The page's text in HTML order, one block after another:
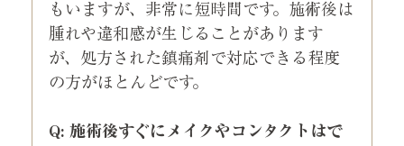
もいますが、非常に短時間です。施術後は
腫れや違和感が生じることがあります
が、処方された鎮痛剤で対応できる程度
の方がほとんどです。
Q: 施術後すぐにメイクやコンタクトはで